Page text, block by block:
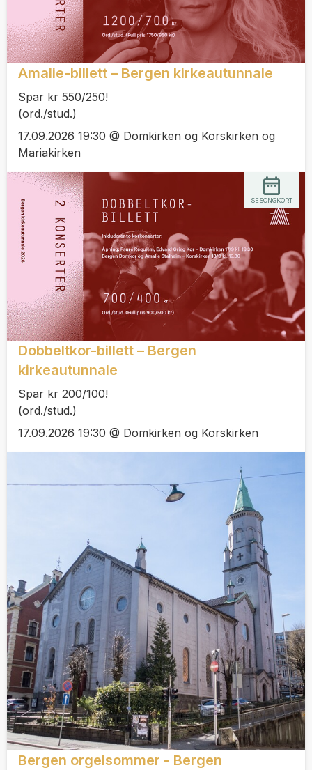
Amalie-billett – Bergen kirkeautunnale
Spar kr 550/250!
(ord./stud.)
17.09.2026 19:30 @ Domkirken og Korskirken og
Mariakirken
Dobbeltkor-billett – Bergen
kirkeautunnale
Spar kr 200/100!
(ord./stud.)
17.09.2026 19:30 @ Domkirken og Korskirken
SESONGKORT
Bergen orgelsommer - Bergen